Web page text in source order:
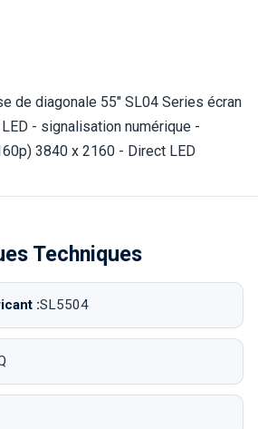
de diagonale 55" SL04 Series écran
- signalisation numérique -
3840 x 2160 - Direct LED
Techniques
:SL5504